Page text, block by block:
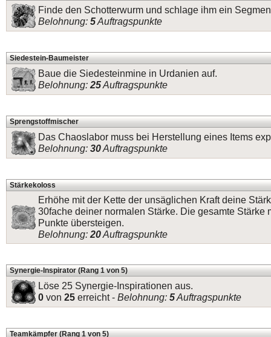
Finde den Schotterwurm und schlage ihm ein
Belohnung: 5Auftragspunkte
Siedestein-Baumeister
Baue die Siedesteinmine in Urdanien auf.
Belohnung: 25Auftragspunkte
Sprengstoffmischer
Das Chaoslabor muss bei Herstellung eines Items
Belohnung: 30Auftragspunkte
Stärkekoloss
Erhöhe mit der Kette der unsäglichen Kraft deine
30fache deiner normalen Stärke. Die gesamte Stärke
Punkte übersteigen.
Belohnung: 20Auftragspunkte
Synergie-Inspirator (Rang 1 von 5)
Löse 25 Synergie-Inspirationen aus.
0 von 25 erreicht - Belohnung: 5Auftragspunkte
Teamkämpfer (Rang 1 von 5)